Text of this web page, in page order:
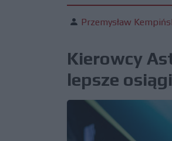
Przemysław
Kierowcy
lepsze